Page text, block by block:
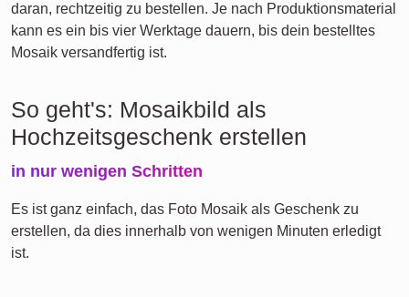
daran, rechtzeitig zu bestellen. Je nach Produktionsmaterial
kann es ein bis vier Werktage dauern, bis dein bestelltes
Mosaik versandfertig ist.
So geht's: Mosaikbild als
Hochzeitsgeschenk erstellen
in nur wenigen Schritten
Es ist ganz einfach, das Foto Mosaik als Geschenk zu
erstellen, da dies innerhalb von wenigen Minuten erledigt
ist.